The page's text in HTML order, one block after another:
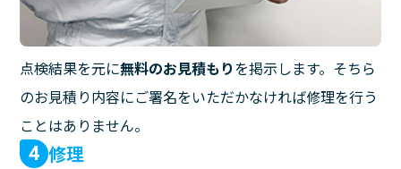
点検結果を元に無料のお見積もりを掲示します。そちら
のお見積り内容にご署名をいただかなければ修理を行う
ことはありません。
4 修理